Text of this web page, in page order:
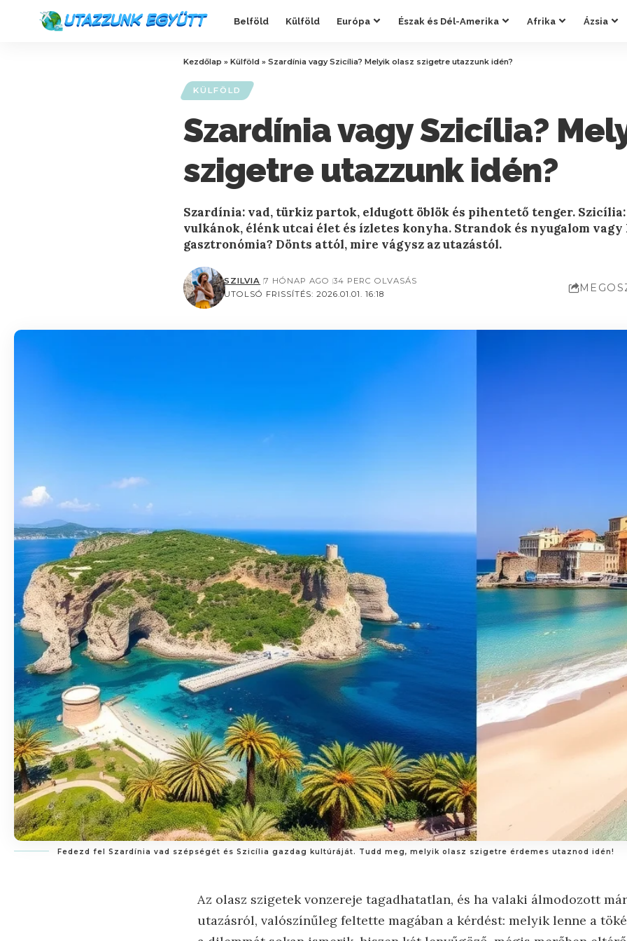
Belföld Külföld Európa Észak és Dél-Amerika Afrika Ázsia
Kezdőlap » Külföld » Szardínia vagy Szicília? Melyik olasz szigetre utazzunk idén?
KÜLFÖLD
Szardínia vagy Szicília?
szigetre utazzunk idén?
Szardínia: vad, türkiz partok, eldugott öblök és pihentető tenger.
vulkánok, élénk utcai élet és ízletes konyha. Strandok és nyugalom
gasztronómia? Dönts attól, mire vágysz az utazástól.
UTOLSÓ FRISSÍTÉS: 2026.01.01. 16:18
SZILVIA 7 HÓNAP AGO 34 PERC OLVASÁS
Fedezd fel Szardínia vad szépségét és Szicília gazdag kultúráját. Tudd meg, melyik olasz szigetre érdemes utaznod idén!
Az olasz szigetek vonzereje tagadhatatlan, és ha valaki álmodozott
utazásról, valószínűleg feltette magában a kérdést: melyik lenne a